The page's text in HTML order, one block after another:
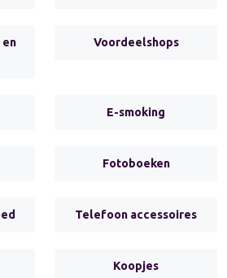
en
Voordeelshops
E-smoking
Fotoboeken
Telefoon accessoires
Koopjes